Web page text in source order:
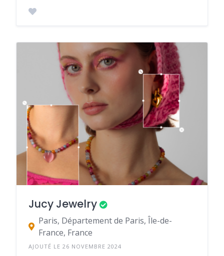
Jucy Jewelry
Paris, Département de Paris, Île-de-
France, France
AJOUTÉ LE 26 NOVEMBRE 2024